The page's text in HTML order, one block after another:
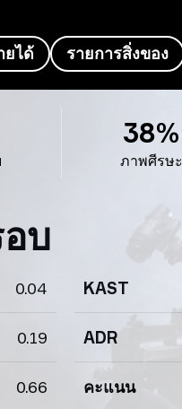
ยได้ รายการสิ่งของ
ภาพศีรษะ
38%
บ
0.04 KAST
0.19 ADR
0.66 คะแนน